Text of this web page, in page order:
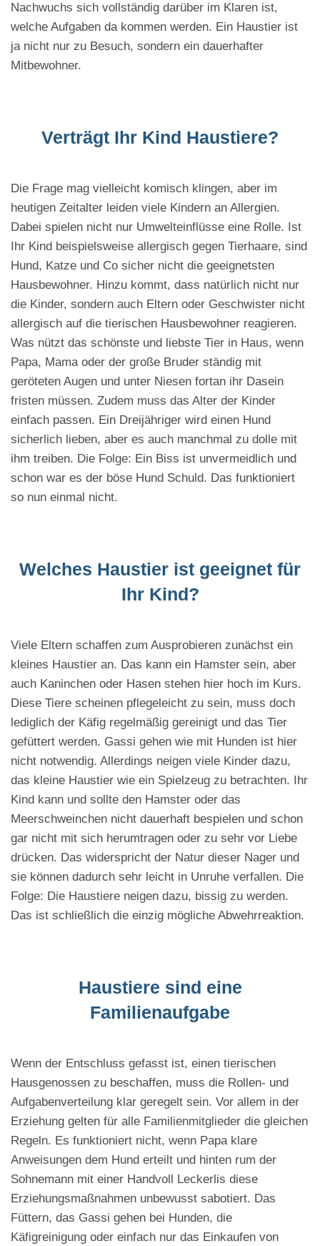
Nachwuchs sich vollständig darüber im Klaren ist,
welche Aufgaben da kommen werden. Ein Haustier ist
ja nicht nur zu Besuch, sondern ein dauerhafter
Mitbewohner.
Verträgt Ihr Kind Haustiere?
Die Frage mag vielleicht komisch klingen, aber im
heutigen Zeitalter leiden viele Kindern an Allergien.
Dabei spielen nicht nur Umwelteinflüsse eine Rolle. Ist
Ihr Kind beispielsweise allergisch gegen Tierhaare, sind
Hund, Katze und Co sicher nicht die geeignetsten
Hausbewohner. Hinzu kommt, dass natürlich nicht nur
die Kinder, sondern auch Eltern oder Geschwister nicht
allergisch auf die tierischen Hausbewohner reagieren.
Was nützt das schönste und liebste Tier in Haus, wenn
Papa, Mama oder der große Bruder ständig mit
geröteten Augen und unter Niesen fortan ihr Dasein
fristen müssen. Zudem muss das Alter der Kinder
einfach passen. Ein Dreijähriger wird einen Hund
sicherlich lieben, aber es auch manchmal zu dolle mit
ihm treiben. Die Folge: Ein Biss ist unvermeidlich und
schon war es der böse Hund Schuld. Das funktioniert
so nun einmal nicht.
Welches Haustier ist geeignet für
Ihr Kind?
Viele Eltern schaffen zum Ausprobieren zunächst ein
kleines Haustier an. Das kann ein Hamster sein, aber
auch Kaninchen oder Hasen stehen hier hoch im Kurs.
Diese Tiere scheinen pflegeleicht zu sein, muss doch
lediglich der Käfig regelmäßig gereinigt und das Tier
gefüttert werden. Gassi gehen wie mit Hunden ist hier
nicht notwendig. Allerdings neigen viele Kinder dazu,
das kleine Haustier wie ein Spielzeug zu betrachten. Ihr
Kind kann und sollte den Hamster oder das
Meerschweinchen nicht dauerhaft bespielen und schon
gar nicht mit sich herumtragen oder zu sehr vor Liebe
drücken. Das widerspricht der Natur dieser Nager und
sie können dadurch sehr leicht in Unruhe verfallen. Die
Folge: Die Haustiere neigen dazu, bissig zu werden.
Das ist schließlich die einzig mögliche Abwehrreaktion.
Haustiere sind eine
Familienaufgabe
Wenn der Entschluss gefasst ist, einen tierischen
Hausgenossen zu beschaffen, muss die Rollen- und
Aufgabenverteilung klar geregelt sein. Vor allem in der
Erziehung gelten für alle Familienmitglieder die gleichen
Regeln. Es funktioniert nicht, wenn Papa klare
Anweisungen dem Hund erteilt und hinten rum der
Sohnemann mit einer Handvoll Leckerlis diese
Erziehungsmaßnahmen unbewusst sabotiert. Das
Füttern, das Gassi gehen bei Hunden, die
Käfigreinigung oder einfach nur das Einkaufen von